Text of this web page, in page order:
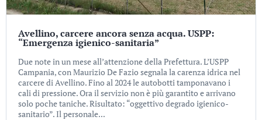
Avellino, carcere ancora senza acqua. USPP:
“Emergenza igienico-sanitaria”
Due note in un mese all’attenzione della Prefettura. L’USPP
Campania, con Maurizio De Fazio segnala la carenza idrica nel
carcere di Avellino. Fino al 2024 le autobotti tamponavano i
cali di pressione. Ora il servizio non è più garantito e arrivano
solo poche taniche. Risultato: “oggettivo degrado igienico-
sanitario”. Il personale...